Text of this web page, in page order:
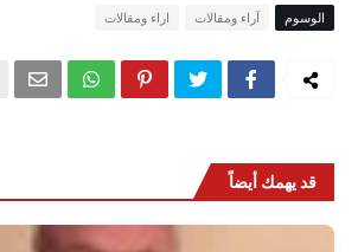
الوسوم آراء ومقالات اراء ومقالات
قد يهمك أيضاً